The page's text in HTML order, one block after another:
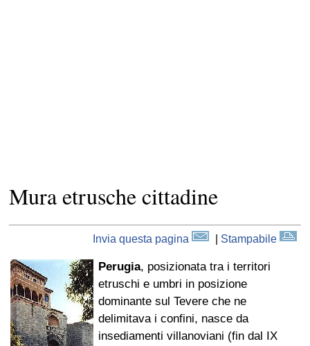
Mura etrusche cittadine
Invia questa pagina Stampabile
Perugia, posizionata tra i territori
etruschi e umbri in posizione
dominante sul Tevere che ne
delimitava i confini, nasce da
insediamenti villanoviani (fin dal IX